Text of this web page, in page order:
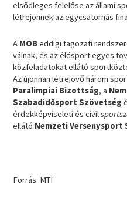
elsődleges felelőse az állami
létrejönnek az egycsatornás
A MOBeddigi tagozati
válnak, és az élősport egyes
közfeladatokat ellátó
Az újonnan létrejövő három
Paralimpiai Bizottság, a
Szabadidősport Szövetség
érdekképviseleti és civil
ellátó Nemzeti Versenysport
Forrás: MTI